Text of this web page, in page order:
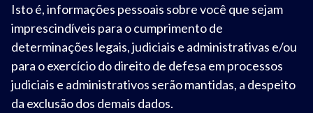
Isto é, informações pessoais sobre você que sejam
imprescindíveis para o cumprimento de
determinações legais, judiciais e administrativas e/ou
para o exercício do direito de defesa em processos
judiciais e administrativos serão mantidas, a despeito
da exclusão dos demais dados.